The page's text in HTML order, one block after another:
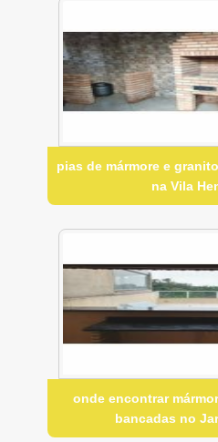
pias de mármore e
na Vila
onde encontrar
bancadas no